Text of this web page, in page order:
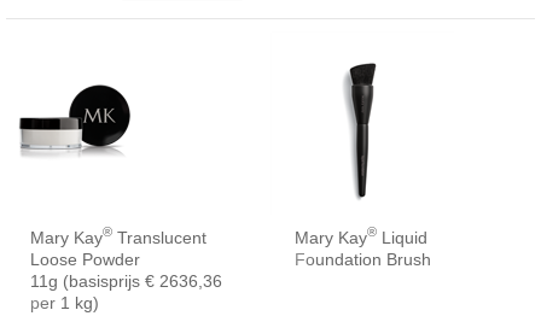
Mary Kay® Translucent
Loose Powder
11g (basisprijs € 2636,36
per 1 kg)
Mary Kay® Liquid
Foundation Brush